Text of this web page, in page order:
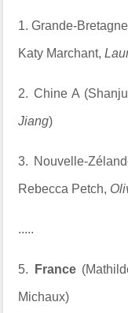
1. Grande-
Katy Marchant,
2. Chine A
Jiang)
3. Nouvelle-
Rebecca Petch,
.....
5. France
Michaux)